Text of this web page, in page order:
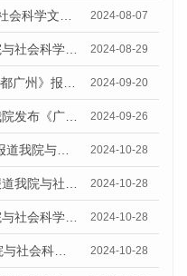
7月17日《南方+》报道我院和社会科学文献出版社联合发布《广州蓝皮书：广州数字经济发展报告（2024）》的媒体文章 2024-08-07
8月13日《信息时报》报道我院与社会科学文献出版社联合发布的《广州蓝皮书：广州国际商贸中心发展报告（2024）》媒体文章 2024-08-29
8月28日《南方都市报APP • 南都广州》报道我院发布《广州蓝皮书：广州城市国际化发展报告（2024）》的媒体文章 2024-09-20
8月27日《中国新闻网》报道我院发布《广州蓝皮书：广州创新型城市发展报告（2024）》的媒体文章 2024-09-26
9月13日《羊城晚报•羊城派》报道我院与社会科学文献出版社联合发布了《广州蓝皮书：广州金融发展报告（2024）》的媒体文章 2024-10-28
9月13日《中国社会科学网》报道我院与社会科学文献出版社联合发布了《广州蓝皮书：广州金融发展报告（2024）》的媒体文章 2024-10-28
9月11日《南都广州》报道我院与社会科学文献出版社联合发布了《广州蓝皮书：广州金融发展报告（2024）》的媒体文章 2024-10-28
9月11日《21财闻汇》报道我院与社会科学文献出版社联合发布了《广州蓝皮书：广州金融发展报告（2024）》的媒体文章 2024-10-28